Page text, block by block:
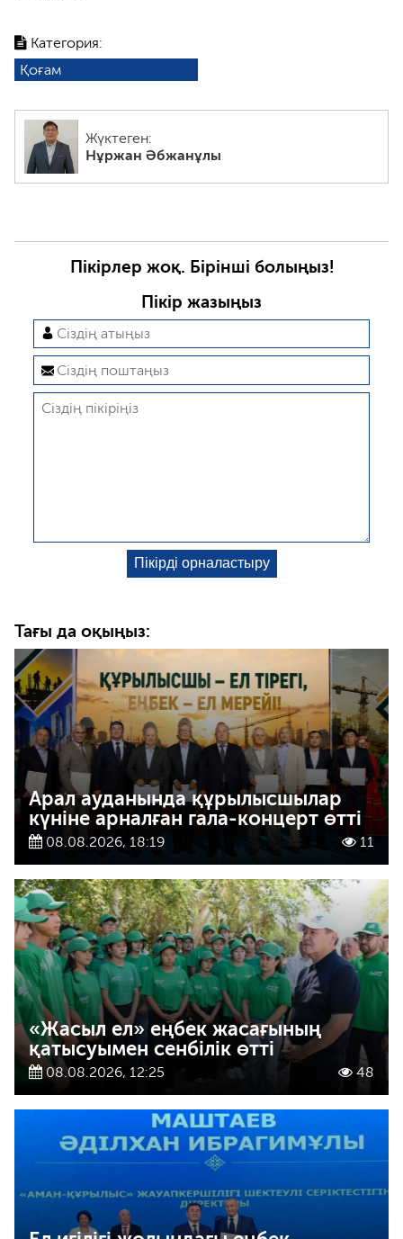
Категория:
Қоғам
Жүктеген:
Нұржан Әбжанұлы
Пікірлер жоқ. Бірінші болыңыз!
Пікір жазыңыз
Тағы да оқыңыз:
Арал ауданында құрылысшылар
күніне арналған гала-концерт өтті
08.08.2026, 18:19 11
«Жасыл ел» еңбек жасағының
қатысуымен сенбілік өтті
08.08.2026, 12:25 48